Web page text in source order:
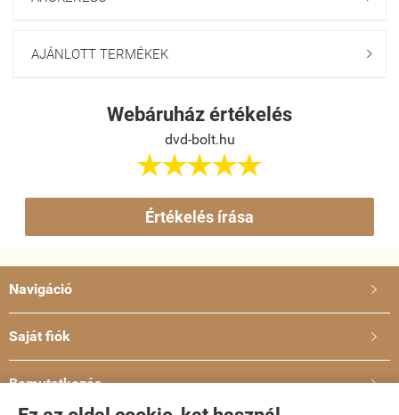
AJÁNLOTT TERMÉKEK 
Webáruház értékelés
dvd-bolt.hu

Értékelés írása
Navigáció 
Saját fiók 
Bemutatkozás 